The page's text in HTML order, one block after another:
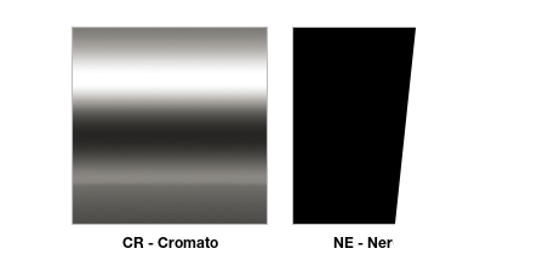
CR - Cromato NE - Nero opaco